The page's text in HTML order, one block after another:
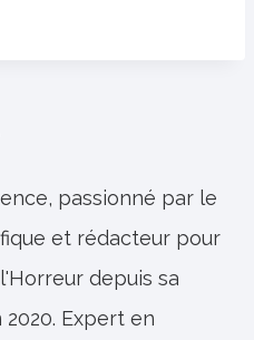
passionné par le
et rédacteur pour
depuis sa
Expert en